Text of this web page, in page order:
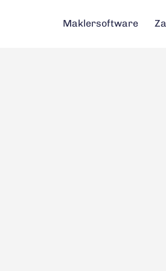
Maklersoftware
Maklersoftware